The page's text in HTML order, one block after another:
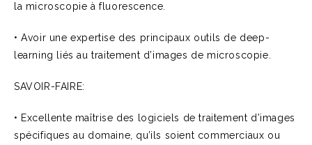
la microscopie à fluorescence.
• Avoir une expertise des principaux outils de deep-
learning liés au traitement d’images de microscopie.
SAVOIR-FAIRE:
• Excellente maîtrise des logiciels de traitement d’images
spécifiques au domaine, qu’ils soient commerciaux ou